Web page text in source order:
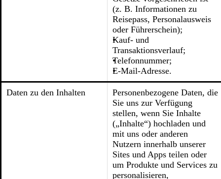
(z. B. Informationen zu
Reisepass, Personalausweis
oder Führerschein);
Kauf- und
Transaktionsverlauf;
Telefonnummer;
E-Mail-Adresse.
Daten zu den Inhalten
Personenbezogene Daten, die
Sie uns zur Verfügung
stellen, wenn Sie Inhalte
(„Inhalte“) hochladen und
mit uns oder anderen
Nutzern innerhalb unserer
Sites und Apps teilen oder
um Produkte und Services zu
personalisieren,